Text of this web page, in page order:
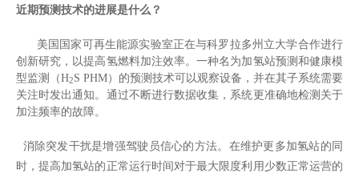
近期预测技术的进展是什么？
美国国家可再生能源实验室正在与科罗拉多州立大学合作进行
创新研究，以提高氢燃料加注效率。一种名为加氢站预测和健康模
型监测（H2S PHM）的预测技术可以观察设备，并在其子系统需要
关注时发出通知。通过不断进行数据收集，系统更准确地检测关于
加注频率的故障。
消除突发干扰是增强驾驶员信心的方法。在维护更多加氢站的同
时，提高加氢站的正常运行时间对于最大限度利用少数正常运营的